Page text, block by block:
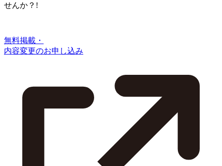
せんか？!
無料掲載・
内容変更のお申し込み